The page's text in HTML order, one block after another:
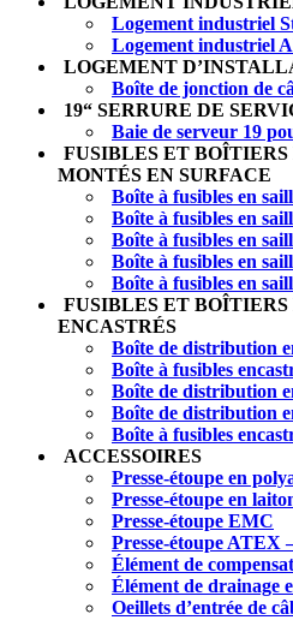
Logement industriel
Logement industriel
LOGEMENT
Boîte de jonction de
19“ SERRURE DE
Baie de serveur 19
FUSIBLES ET
MONTÉS EN SURFACE
Boîte à fusibles en
Boîte à fusibles en
Boîte à fusibles en
Boîte à fusibles en
Boîte à fusibles en
FUSIBLES ET
ENCASTRÉS
Boîte de distribution
Boîte à fusibles
Boîte de distribution
Boîte de distribution
Boîte à fusibles
ACCESSOIRES
Presse-étoupe en
Presse-étoupe en
Presse-étoupe EMC
Presse-étoupe ATEX
Élément de
Élément de drainage
Oeillets d’entrée de